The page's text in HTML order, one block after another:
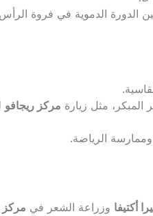
الدورة الدموية في فروة
مثل زيارة مركز ريجافو
الرياضة.
أكتيفا وزراعة الشعر في مركز